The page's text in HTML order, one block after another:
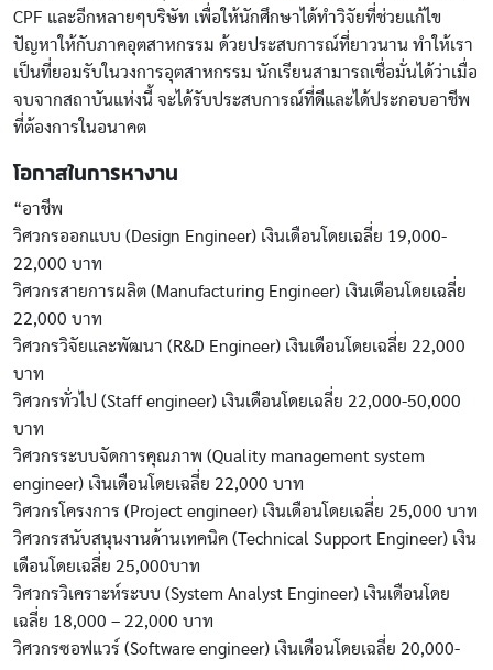
CPF และอีกหลายๆบริษัท เพื่อให้นักศึกษาได้ทำวิจัยที่ช่วยแก้ไข
ปัญหาให้กับภาคอุตสาหกรรม ด้วยประสบการณ์ที่ยาวนาน ทำให้เรา
เป็นที่ยอมรับในวงการอุตสาหกรรม นักเรียนสามารถเชื่อมั่นได้ว่าเมื่อ
จบจากสถาบันแห่งนี้ จะได้รับประสบการณ์ที่ดีและได้ประกอบอาชีพ
ที่ต้องการในอนาคต
โอกาสในการหางาน
“อาชีพ
วิศวกรออกแบบ (Design Engineer) เงินเดือนโดยเฉลี่ย 19,000-
22,000 บาท
วิศวกรสายการผลิต (Manufacturing Engineer) เงินเดือนโดยเฉลี่ย
22,000 บาท
วิศวกรวิจัยและพัฒนา (R&D Engineer) เงินเดือนโดยเฉลี่ย 22,000
บาท
วิศวกรทั่วไป (Staff engineer) เงินเดือนโดยเฉลี่ย 22,000-50,000
บาท
วิศวกรระบบจัดการคุณภาพ (Quality management system
engineer) เงินเดือนโดยเฉลี่ย 22,000 บาท
วิศวกรโครงการ (Project engineer) เงินเดือนโดยเฉลี่ย 25,000 บาท
วิศวกรสนับสนุนงานด้านเทคนิค (Technical Support Engineer) เงิน
เดือนโดยเฉลี่ย 25,000บาท
วิศวกรวิเคราะห์ระบบ (System Analyst Engineer) เงินเดือนโดย
เฉลี่ย 18,000 – 22,000 บาท
วิศวกรซอฟแวร์ (Software engineer) เงินเดือนโดยเฉลี่ย 20,000-